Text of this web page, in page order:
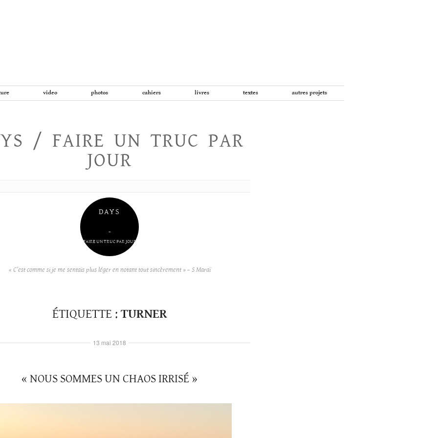
video photos cahiers livres textes autres projets
/ FAIRE UN TRUC PAR
JOUR
DAYS
–
FAIRE UN TRUC PAR JOUR
« C’est comme si je me sentais plus léger en notant tout sincèrement » – S Maraï
ÉTIQUETTE : TURNER
« NOUS SOMMES UN CHAOS IRRISÉ »
13 mai 2018